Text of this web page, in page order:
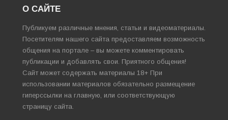
О САЙТЕ
Публикуем различные мнения, статьи и видеоматериалы.
Посетителям нашего сайта предоставляем возможность
общения на портале – вы можете комментировать
публикации и добавлять свои. Приятного общения!
Сайт может содержать материалы 18+ При
использовании материалов обязательно размещение
гиперссылки на главную, или соответствующую
страницу сайта.